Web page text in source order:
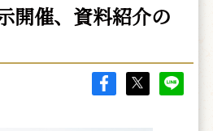
開催、資料紹介の